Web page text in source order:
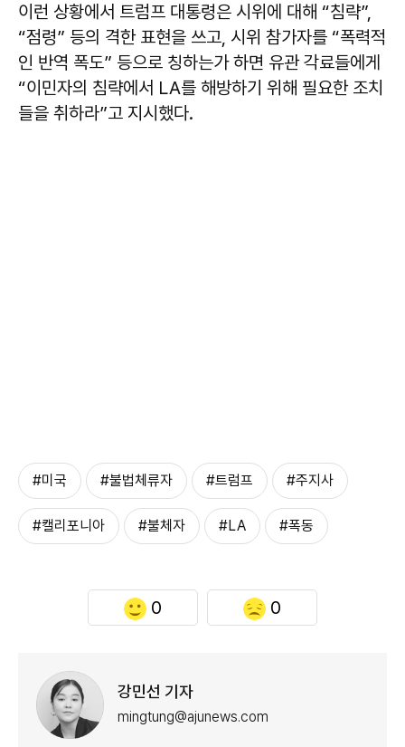
이런 상황에서 트럼프 대통령은 시위에 대해 “침략”,
“점령” 등의 격한 표현을 쓰고, 시위 참가자를 “폭력적
인 반역 폭도” 등으로 칭하는가 하면 유관 각료들에게
“이민자의 침략에서 LA를 해방하기 위해 필요한 조치
들을 취하라”고 지시했다.
#미국 #불법체류자 #트럼프 #주지사
#캘리포니아 #불체자 #LA #폭동
0 0
강민선 기자
mingtung@ajunews.com